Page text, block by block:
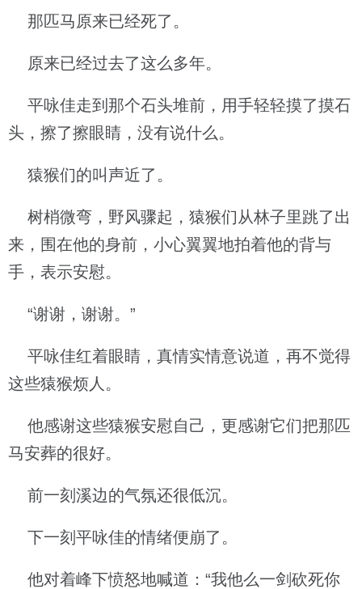
那匹马原来已经死了。
原来已经过去了这么多年。
平咏佳走到那个石头堆前，用手轻轻摸了摸石
头，擦了擦眼睛，没有说什么。
猿猴们的叫声近了。
树梢微弯，野风骤起，猿猴们从林子里跳了出
来，围在他的身前，小心翼翼地拍着他的背与
手，表示安慰。
“谢谢，谢谢。”
平咏佳红着眼睛，真情实情意说道，再不觉得
这些猿猴烦人。
他感谢这些猿猴安慰自己，更感谢它们把那匹
马安葬的很好。
前一刻溪边的气氛还很低沉。
下一刻平咏佳的情绪便崩了。
他对着峰下愤怒地喊道：“我他么一剑砍死你